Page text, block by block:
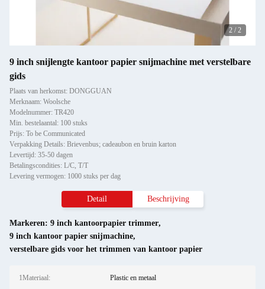
2 / 2
9 inch snijlengte kantoor papier snijmachine met verstelbare
gids
Plaats van herkomst: DONGGUAN
Merknaam: Woolsche
Modelnummer: TR420
Min. bestelaantal: 100 stuks
Prijs: To be Communicated
Verpakking Details: Brievenbus; cadeaubon en bruin karton
Levertijd: 35-50 dagen
Betalingscondities: L/C, T/T
Levering vermogen: 1000 stuks per dag
Detail Beschrijving
Markeren: 9 inch kantoorpapier trimmer,
9 inch kantoor papier snijmachine,
verstelbare gids voor het trimmen van kantoor papier
1Materiaal: Plastic en metaal